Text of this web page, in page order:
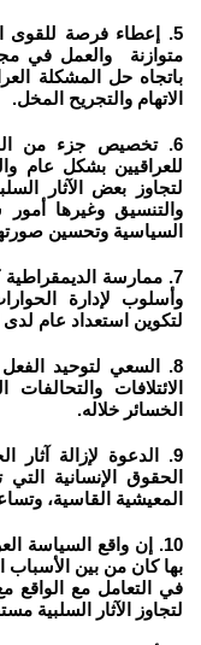
5. إعطاء فرصة للقوى
متوازنة والعمل في
باتجاه حل المشكلة
الاتهام والتجريح المخل.
6. تخصيص جزء من
للعراقيين بشكل عام
لتجاوز بعض الآثار
والتنسيق وغيرها
السياسية وتحسين
7. ممارسة
وأسلوب لإدارة
لتكوين استعداد عام لدى
8. السعي لتوحيد
الائتلافات
الخسائر خلاله.
9. الدعوة لإزالة
الحقوق الإنسانية
المعيشية القاسية،
10. إن واقع السياسة
بها كان من بين الأسباب
في التعامل مع
لتجاوز الآثار السلبية